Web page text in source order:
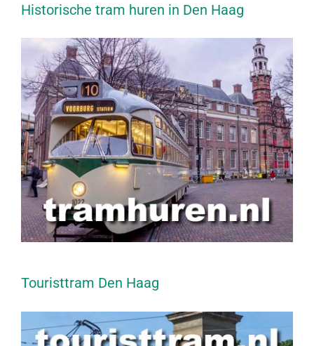
Historische tram huren in Den Haag
Touristtram Den Haag